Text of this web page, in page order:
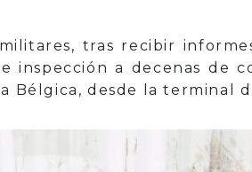
tras recibir
inspección a decenas de
Bélgica, desde la terminal